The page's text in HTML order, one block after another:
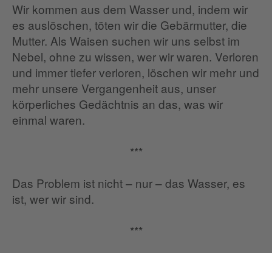
Wir kommen aus dem Wasser und, indem wir
es auslöschen, töten wir die Gebärmutter, die
Mutter. Als Waisen suchen wir uns selbst im
Nebel, ohne zu wissen, wer wir waren. Verloren
und immer tiefer verloren, löschen wir mehr und
mehr unsere Vergangenheit aus, unser
körperliches Gedächtnis an das, was wir
einmal waren.
***
Das Problem ist nicht – nur – das Wasser, es
ist, wer wir sind.
***